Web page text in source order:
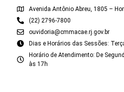
Avenida Antônio Abreu, 1805 –
(22) 2796-7800
ouvidoria@cmmacae.rj.gov.br
Dias e Horários das Sessões:
Horário de Atendimento: De
às 17h